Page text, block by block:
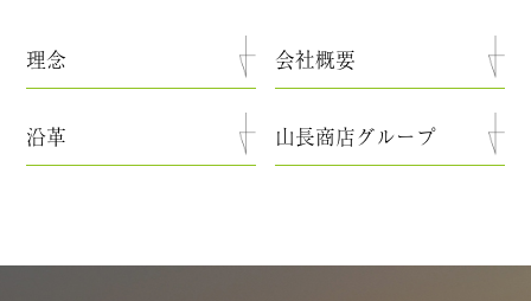
理念 会社概要
沿革 山長商店グループ